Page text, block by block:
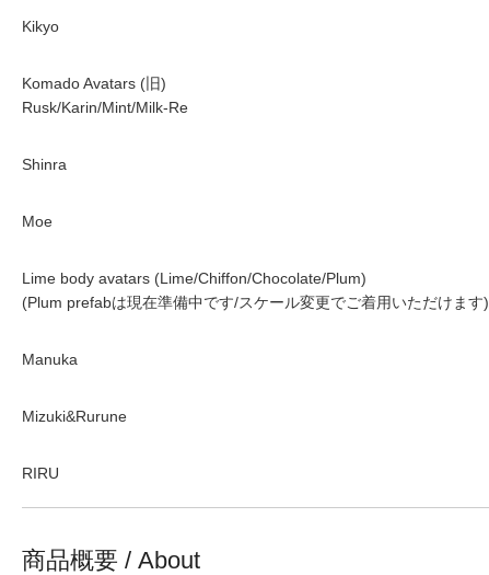
Kikyo
Komado Avatars (旧)
Rusk/Karin/Mint/Milk-Re
Shinra
Moe
Lime body avatars (Lime/Chiffon/Chocolate/Plum)
(Plum prefabは現在準備中です/スケール変更でご着用いただけます)
Manuka
Mizuki&Rurune
RIRU
商品概要 / About